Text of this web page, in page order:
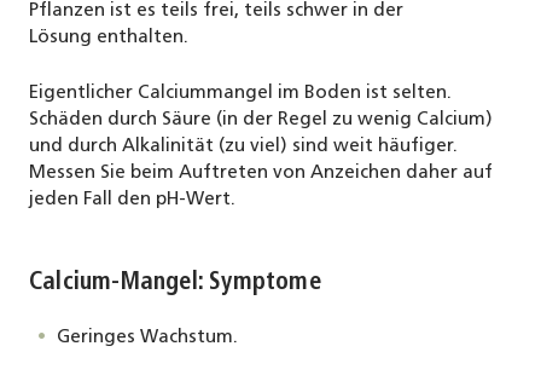
Pflanzen ist es teils frei, teils schwer in der
Lösung enthalten.
Eigentlicher Calciummangel im Boden ist selten.
Schäden durch Säure (in der Regel zu wenig Calcium)
und durch Alkalinität (zu viel) sind weit häufiger.
Messen Sie beim Auftreten von Anzeichen daher auf
jeden Fall den pH-Wert.
Calcium-Mangel: Symptome
Geringes Wachstum.